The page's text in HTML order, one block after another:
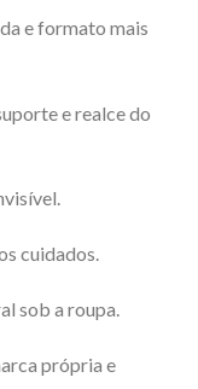
e formato mais
e realce do
cuidados.
sob a roupa.
própria e